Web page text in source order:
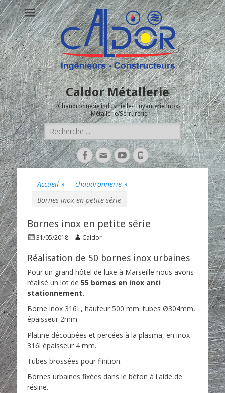
Caldor Métallerie
Chaudronnerie industrielle- Tuyauterie Inox-
Métallerie/Serrurerie
Rechercher :
FacebookAdresse
de
YouTube
Tél
Accueil » chaudronnerie »
Bornes inox en petite série
Bornes inox en petite série
P
s
t
e
d
o
31/05/2018
A
h
o
r
Caldor
Réalisation de 50 bornes inox urbaines
Pour un grand hôtel de luxe à Marseille nous avons
réalisé un lot de 55 bornes en inox anti
stationnement.
Borne inox 316L, hauteur 500 mm. tubes Ø304mm,
épaisseur 2mm
Platine découpées et percées à la plasma, en inox
316l épaisseur 4 mm.
Tubes brossées pour finition.
Bornes urbaines fixées dans le béton à l'aide de
résine.